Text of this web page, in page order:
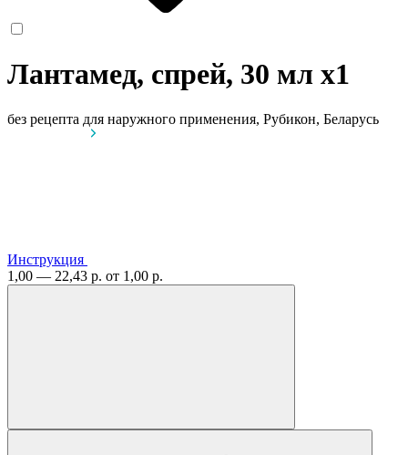
Лантамед, спрей, 30 мл x1
без рецепта для наружного применения, Рубикон, Беларусь
Инструкция
1,00 — 22,43 р. от 1,00 р.